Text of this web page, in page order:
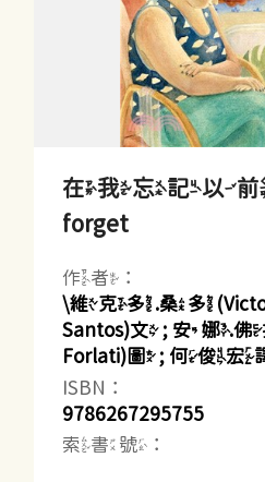
在我忘記以前
forget
作者：
\維克多.桑多(Victor
Santos)文 ; 安娜.
Forlati)圖 ; 何俊宏
ISBN：
9786267295755
索書號：